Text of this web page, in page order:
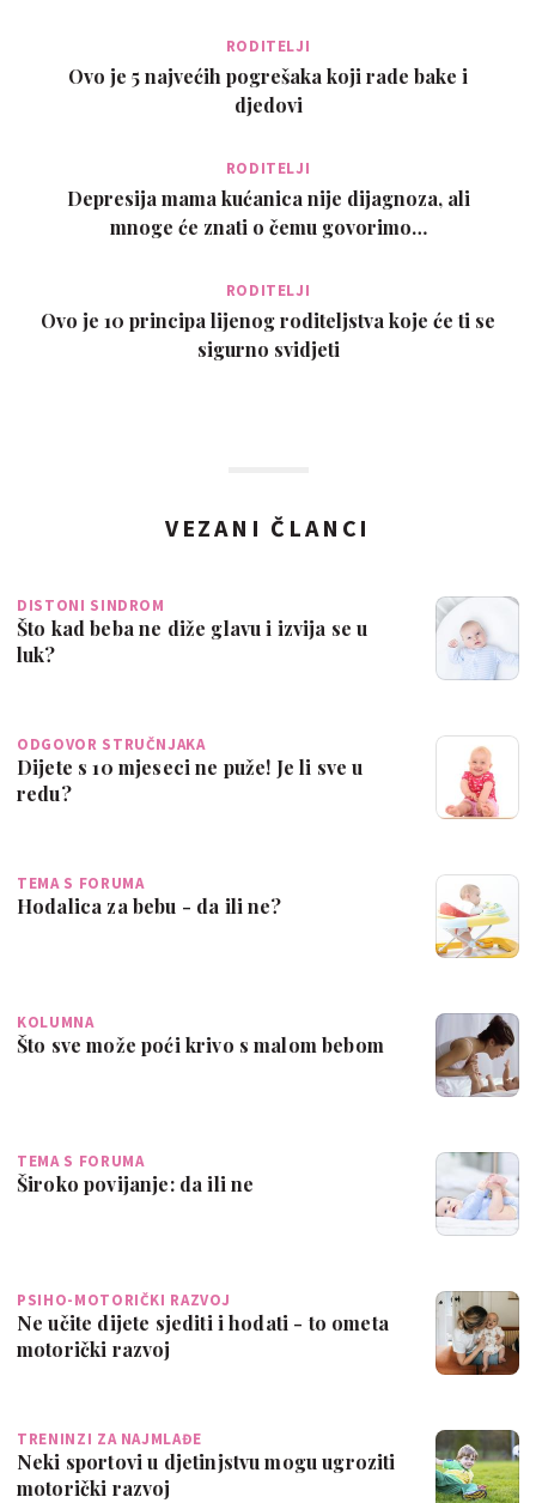
RODITELJI
Ovo je 5 najvećih pogrešaka koji rade bake i
djedovi
RODITELJI
Depresija mama kućanica nije dijagnoza, ali
mnoge će znati o čemu govorimo…
RODITELJI
Ovo je 10 principa lijenog roditeljstva koje će ti se
sigurno svidjeti
VEZANI ČLANCI
DISTONI SINDROM
Što kad beba ne diže glavu i izvija se u
luk?
ODGOVOR STRUČNJAKA
Dijete s 10 mjeseci ne puže! Je li sve u
redu?
TEMA S FORUMA
Hodalica za bebu - da ili ne?
KOLUMNA
Što sve može poći krivo s malom bebom
TEMA S FORUMA
Široko povijanje: da ili ne
PSIHO-MOTORIČKI RAZVOJ
Ne učite dijete sjediti i hodati - to ometa
motorički razvoj
TRENINZI ZA NAJMLAĐE
Neki sportovi u djetinjstvu mogu ugroziti
motorički razvoj